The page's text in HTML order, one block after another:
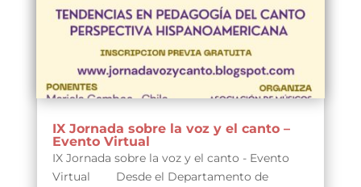
IX Jornada sobre la voz y el canto –
Evento Virtual
IX Jornada sobre la voz y el canto - Evento
Virtual Desde el Departamento de